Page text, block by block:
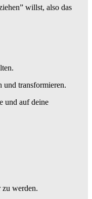
willst, also das
und transformieren.
und auf deine
zu werden.